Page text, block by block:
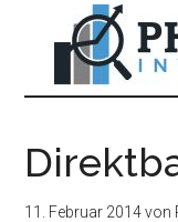
11. Februar 2014von